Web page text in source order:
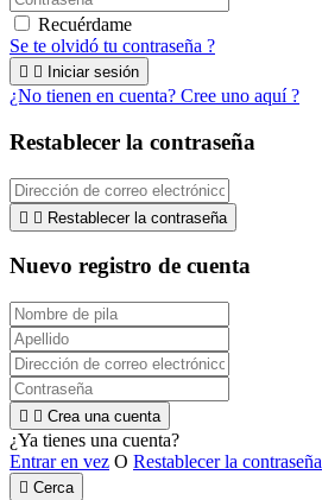
Recuérdame
Se te olvidó tu contraseña ?
  Iniciar sesión
¿No tienen en cuenta? Cree uno aquí ?
Restablecer la contraseña
  Restablecer la contraseña
Nuevo registro de cuenta
  Crea una cuenta
¿Ya tienes una cuenta?
Entrar en vez O Restablecer la contraseña
 Cerca